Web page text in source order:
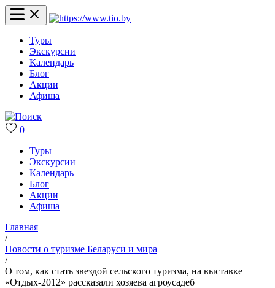
Туры
Экскурсии
Календарь
Блог
Акции
Афиша
0
Туры
Экскурсии
Календарь
Блог
Акции
Афиша
Главная
/
Новости о туризме Беларуси и мира
/
О том, как стать звездой сельского туризма, на выставке
«Отдых-2012» рассказали хозяева агроусадеб